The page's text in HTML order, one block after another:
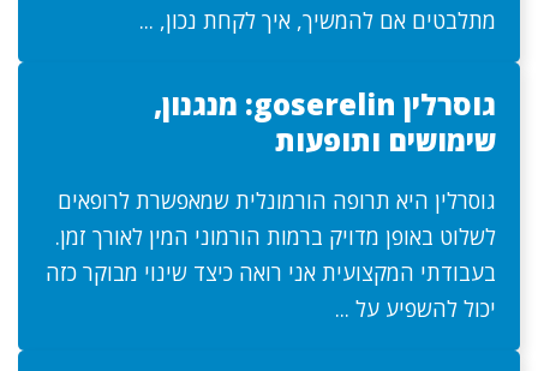
מתלבטים אם להמשיך, איך לקחת נכון, ...
גוסרלין goserelin: מנגנון,
שימושים ותופעות
גוסרלין היא תרופה הורמונלית שמאפשרת לרופאים
לשלוט באופן מדויק ברמות הורמוני המין לאורך זמן.
בעבודתי המקצועית אני רואה כיצד שינוי מבוקר כזה
יכול להשפיע על ...